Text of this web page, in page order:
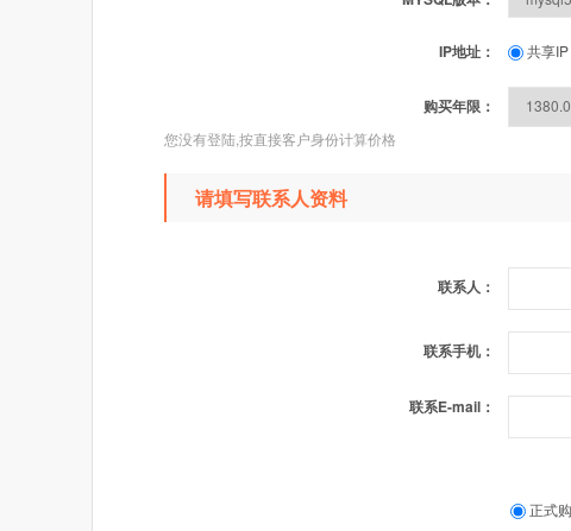
IP地址： 共享IP
购买年限：
您没有登陆,按直接客户身份计算价格
请填写联系人资料
联系人：
联系手机：
联系E-mail：
正式